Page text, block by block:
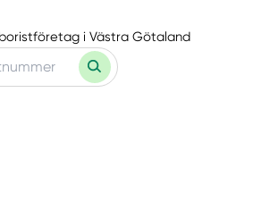
i Västra Götaland